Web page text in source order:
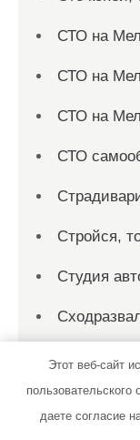
СТО на
СТО на
СТО на
СТО
Стройся,
Студия
Этот веб-сайт
даете согласие